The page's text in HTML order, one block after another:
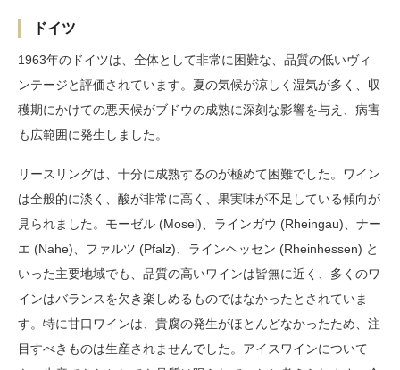
ドイツ
1963年のドイツは、全体として非常に困難な、品質の低いヴィ
ンテージと評価されています。夏の気候が涼しく湿気が多く、収
穫期にかけての悪天候がブドウの成熟に深刻な影響を与え、病害
も広範囲に発生しました。
リースリングは、十分に成熟するのが極めて困難でした。ワイン
は全般的に淡く、酸が非常に高く、果実味が不足している傾向が
見られました。モーゼル (Mosel)、ラインガウ (Rheingau)、ナー
エ (Nahe)、ファルツ (Pfalz)、ラインヘッセン (Rheinhessen) と
いった主要地域でも、品質の高いワインは皆無に近く、多くのワ
インはバランスを欠き楽しめるものではなかったとされていま
す。特に甘口ワインは、貴腐の発生がほとんどなかったため、注
目すべきものは生産されませんでした。アイスワインについて